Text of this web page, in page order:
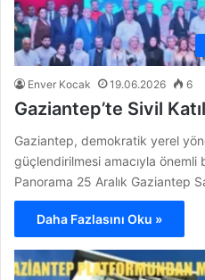
Enver Kocak 19.06.2026 6
Gaziantep’te Sivil
Gaziantep, demokratik yerel
güçlendirilmesi amacıyla
Panorama 25 Aralık Gaziantep
Daha Fazlasını Oku »